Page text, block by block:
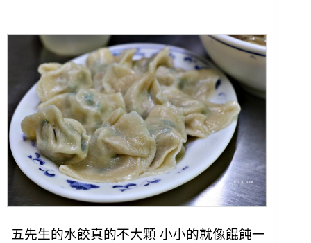
五先生的水餃真的不大顆 小小的就像餛飩一